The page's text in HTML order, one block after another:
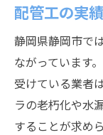
配管工の実
静岡県静岡市で
ながっています
受けている業者
ラの老朽化や水
することが求め